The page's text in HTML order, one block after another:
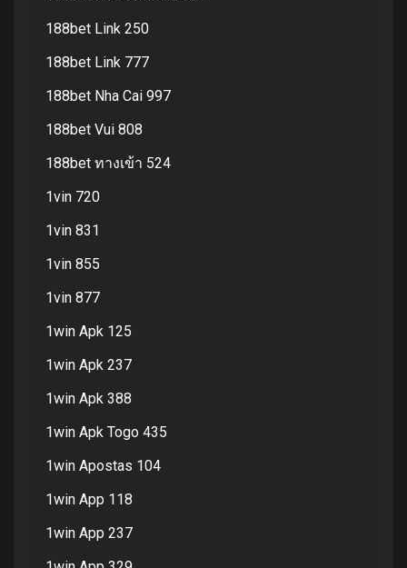
188bet Link 250
188bet Link 777
188bet Nha Cai 997
188bet Vui 808
188bet ทางเข้า 524
1vin 720
1vin 831
1vin 855
1vin 877
1win Apk 125
1win Apk 237
1win Apk 388
1win Apk Togo 435
1win Apostas 104
1win App 118
1win App 237